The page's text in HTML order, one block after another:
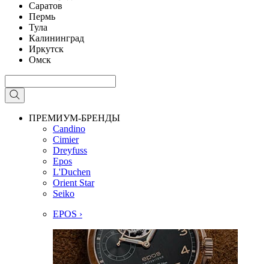
Саратов
Пермь
Тула
Калининград
Иркутск
Омск
ПРЕМИУМ-БРЕНДЫ
Candino
Cimier
Dreyfuss
Epos
L'Duchen
Orient Star
Seiko
EPOS ›